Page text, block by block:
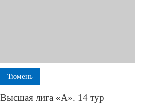
Тюмень
Высшая лига «А». 14 тур